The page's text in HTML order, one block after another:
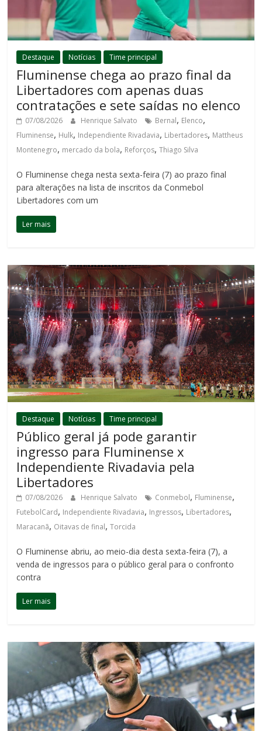
Destaque Notícias Time principal
Fluminense chega ao prazo final da
Libertadores com apenas duas
contratações e sete saídas no elenco
07/08/2026 Henrique Salvato Bernal, Elenco,
Fluminense, Hulk, Independiente Rivadavia, Libertadores, Mattheus
Montenegro, mercado da bola, Reforços,Thiago Silva
O Fluminense chega nesta sexta-feira (7) ao prazo final
para alterações na lista de inscritos da Conmebol
Libertadores com um
Ler mais
Destaque Notícias Time principal
Público geral já pode garantir
ingresso para Fluminense x
Independiente Rivadavia pela
Libertadores
07/08/2026 Henrique Salvato Conmebol, Fluminense,
FutebolCard, Independiente Rivadavia, Ingressos, Libertadores,
Maracanã, Oitavas de final,Torcida
O Fluminense abriu, ao meio-dia desta sexta-feira (7), a
venda de ingressos para o público geral para o confronto
contra
Ler mais